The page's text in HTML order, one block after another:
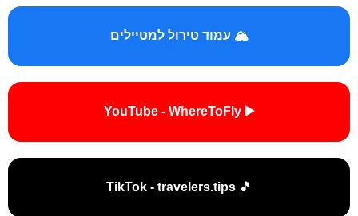
🏔️ עמוד טירול למטיילים
▶️ YouTube - WhereToFly
🎵 TikTok - travelers.tips